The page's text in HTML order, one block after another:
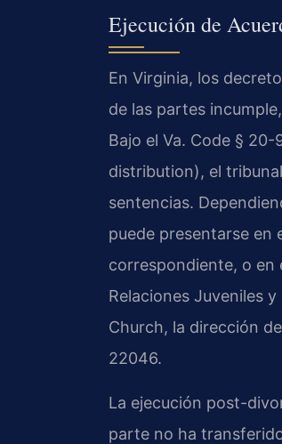
Ejecución de
En Virginia, los
de las partes
Bajo el Va. Code §
distribution), el
sentencias.
puede presentarse en
correspondiente, o en
Relaciones Juveniles
Church, la dirección
22046.
La ejecución post-
parte no ha